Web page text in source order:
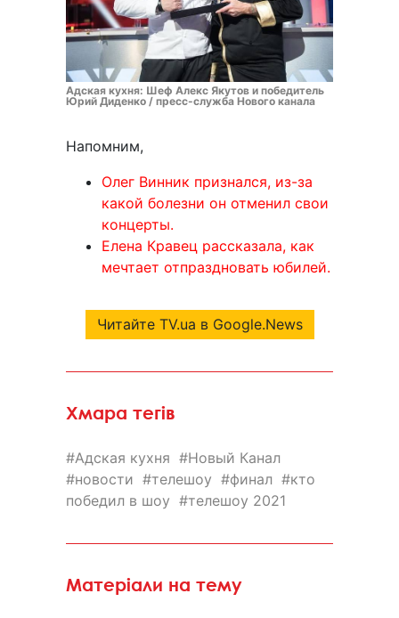
Адская кухня: Шеф Алекс Якутов и победитель
Юрий Диденко / пресс-служба Нового канала
Напомним,
Олег Винник признался, из-за
какой болезни он отменил свои
концерты.
Елена Кравец рассказала, как
мечтает отпраздновать юбилей.
Читайте TV.ua в Google.News
Хмара тегів
Адская кухня
Новый Канал
новости
телешоу финал
кто
победил в шоу
телешоу 2021
Матеріали на тему